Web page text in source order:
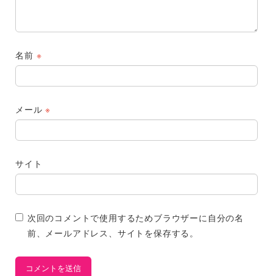
名前 ※
メール※
サイト
次回のコメントで使用するためブラウザーに自分の名
前、メールアドレス、サイトを保存する。